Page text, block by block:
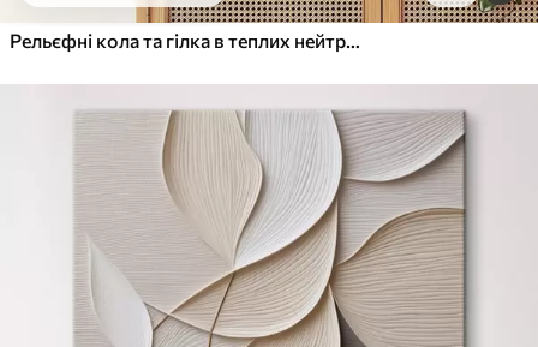
Рельєфні кола та гілка в теплих нейтральних тонах